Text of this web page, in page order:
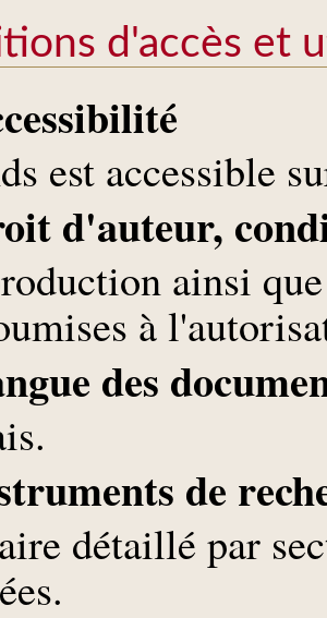
d'accès et
est accessible
d'auteur,
ainsi
à
des
de
détaillé par